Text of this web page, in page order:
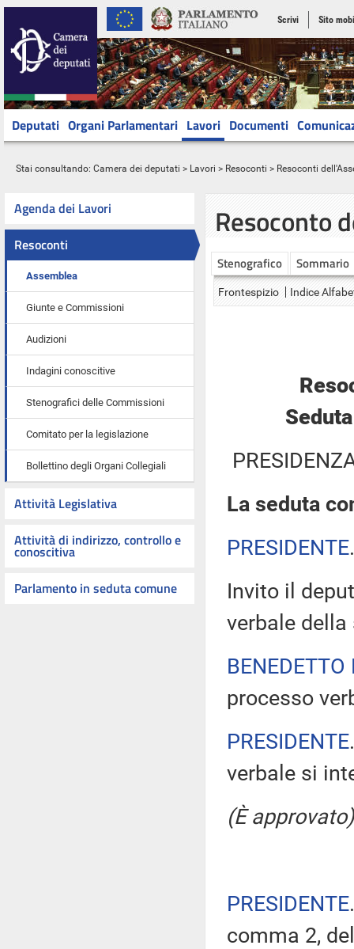
Scrivi Sito
Deputati Organi Parlamentari Lavori Documenti
Stai consultando: Camera dei deputati > Lavori > Resoconti > Resoconti
Agenda dei Lavori
Resoconti
Assemblea
Giunte e Commissioni
Audizioni
Indagini conoscitive
Stenografici delle Commissioni
Comitato per la legislazione
Bollettino degli Organi Collegiali
Attività Legislativa
Attività di indirizzo, controllo e
conoscitiva
Parlamento in seduta comune
Resoconto
Stenografico Sommario
Frontespizio Indice
La seduta
PRESIDENTE
Invito il
verbale della
processo
PRESIDENTE
verbale si
(È approvato)
PRESIDENTE
comma 2,